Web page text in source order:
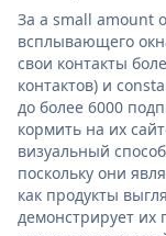
За a small amount
всплывающего
свои контакты
контактов) и
до более 6000
кормить на их
визуальный
поскольку они
как продукты
демонстрирует их